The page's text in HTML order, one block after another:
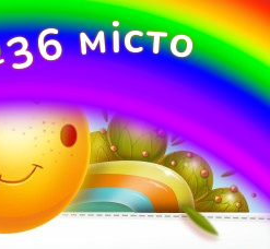
36місто
ор
о
д